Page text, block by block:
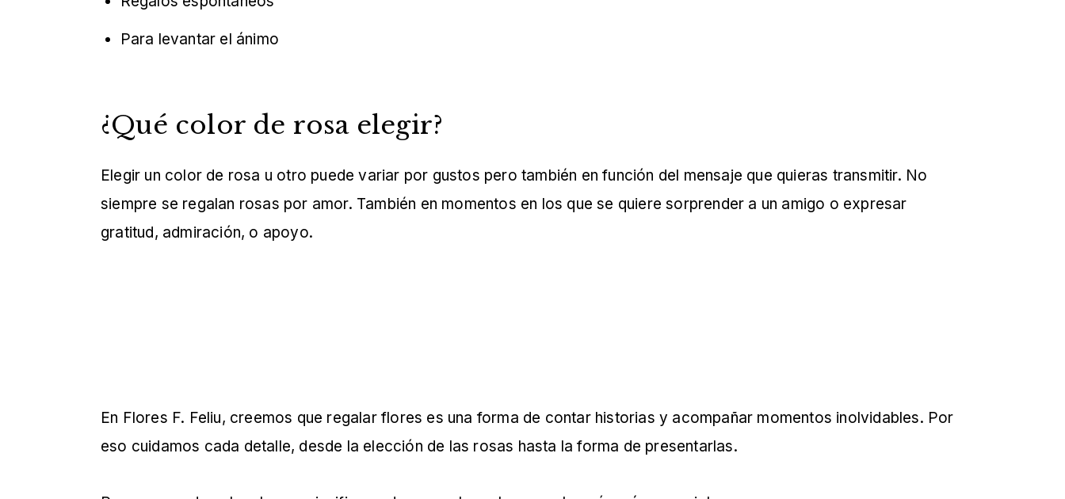
Para levantar el ánimo
¿Qué color de rosa elegir?
Elegir un color de rosa u otro puede variar por gustos pero también en función del mensaje que quieras transmitir. No
siempre se regalan rosas por amor. También en momentos en los que se quiere sorprender a un amigo o expresar
gratitud, admiración, o apoyo.
En Flores F. Feliu, creemos que regalar flores es una forma de contar historias y acompañar momentos inolvidables. Por
eso cuidamos cada detalle, desde la elección de las rosas hasta la forma de presentarlas.